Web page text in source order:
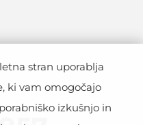
stran uporablja
ki vam omogočajo
izkušnjo in